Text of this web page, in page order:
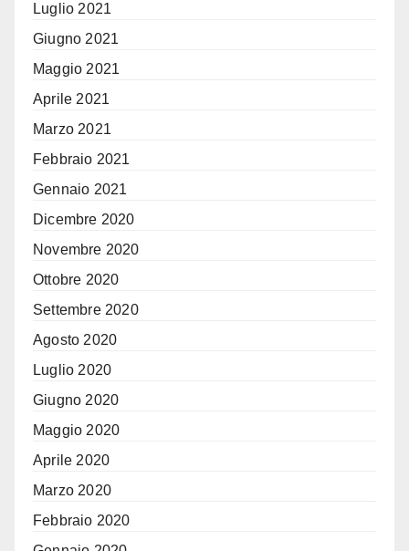
Luglio 2021
Giugno 2021
Maggio 2021
Aprile 2021
Marzo 2021
Febbraio 2021
Gennaio 2021
Dicembre 2020
Novembre 2020
Ottobre 2020
Settembre 2020
Agosto 2020
Luglio 2020
Giugno 2020
Maggio 2020
Aprile 2020
Marzo 2020
Febbraio 2020